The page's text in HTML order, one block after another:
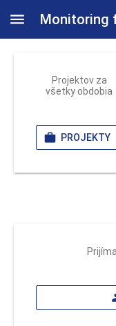
Monitoring
Projektov za
všetky obdobia
PROJEKTY